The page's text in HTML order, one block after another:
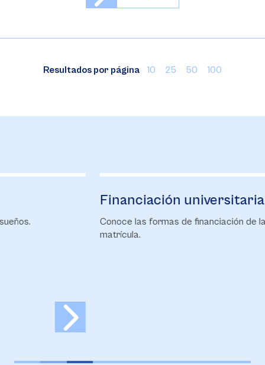
Resultados por página 10 25 50 100
Financiación universitaria
Conoce las formas de financiación de la